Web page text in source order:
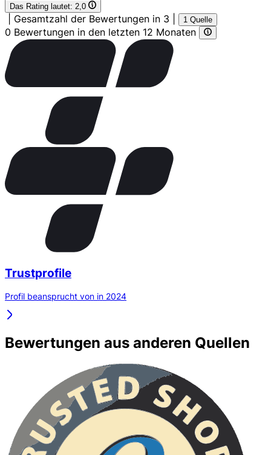
Das Rating lautet: 2,0
Gesamtzahl der Bewertungen in 3 1 Quelle
0 Bewertungen in den letzten 12 Monaten
Trustprofile
Profil beansprucht von in 2024
Bewertungen aus anderen Quellen